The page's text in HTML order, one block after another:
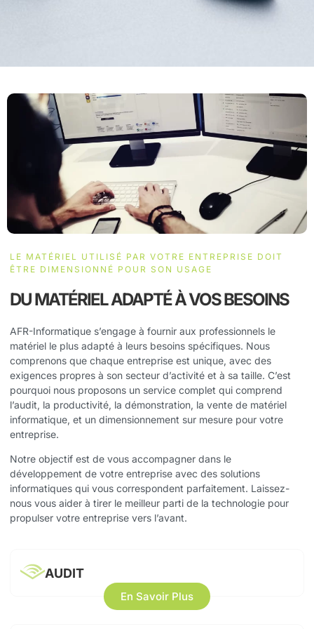
LE MATÉRIEL UTILISÉ PAR VOTRE ENTREPRISE DOIT
ÊTRE DIMENSIONNÉ POUR SON USAGE
DU MATÉRIEL ADAPTÉ À VOS BESOINS
AFR-Informatique s’engage à fournir aux professionnels le
matériel le plus adapté à leurs besoins spécifiques. Nous
comprenons que chaque entreprise est unique, avec des
exigences propres à son secteur d’activité et à sa taille. C’est
pourquoi nous proposons un service complet qui comprend
l’audit, la productivité, la démonstration, la vente de matériel
informatique, et un dimensionnement sur mesure pour votre
entreprise.
Notre objectif est de vous accompagner dans le
développement de votre entreprise avec des solutions
informatiques qui vous correspondent parfaitement. Laissez-
nous vous aider à tirer le meilleur parti de la technologie pour
propulser votre entreprise vers l’avant.
AUDIT
En Savoir Plus